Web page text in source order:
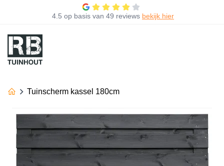
4.5 op basis van 49 reviews bekijk hier
Tuinscherm kassel 180cm